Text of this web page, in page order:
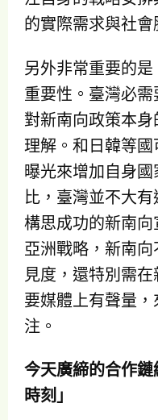
的實際需求與社會
另外非常重要的
重要性。臺灣必
對新南向政策本
理解。和日韓等
曝光來增加自身
比，臺灣並不大
構思成功的新南
亞洲戰略，新南
見度，還特別需
要媒體上有聲量
注。
今天廣締的合作
時刻」